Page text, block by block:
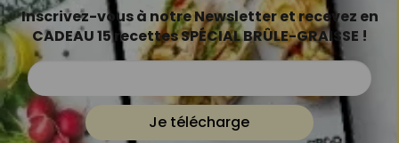
Inscrivez-vous à notre Newsletter et recevez en
CADEAU 15 recettes SPÉCIAL BRÛLE-GRAISSE !
Je télécharge